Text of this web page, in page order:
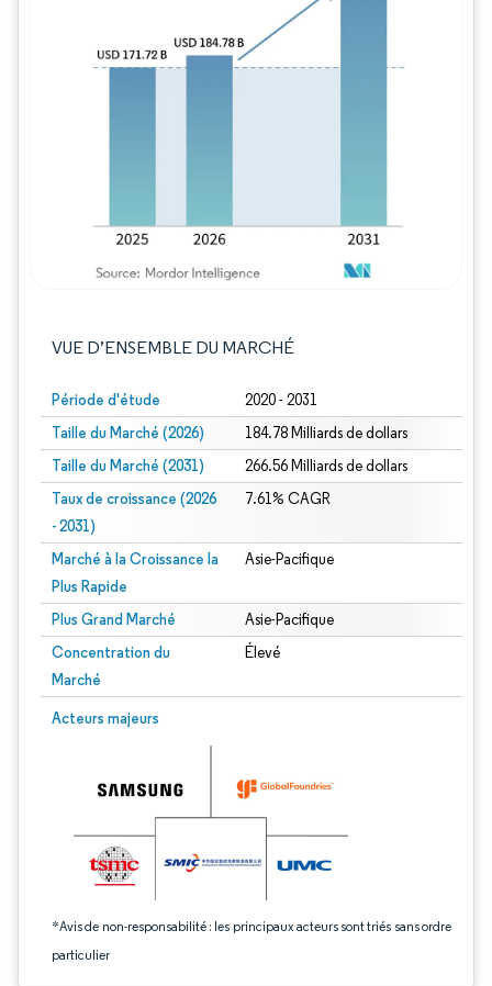
VUE D’ENSEMBLE DU MARCHÉ
Période d'étude 2020 - 2031
Taille du Marché (2026) 184.78 Milliards de dollars
Taille du Marché (2031) 266.56 Milliards de dollars
Taux de croissance (2026
- 2031)
7.61% CAGR
Marché à la Croissance la
Plus Rapide
Asie-Pacifique
Plus Grand Marché Asie-Pacifique
Concentration du
Marché
Élevé
Acteurs majeurs
*Avis de non-responsabilité : les principaux acteurs sont triés sans ordre
particulier
Image © Mordor Intelligence. La réutilisation nécessite une attribution sous CC